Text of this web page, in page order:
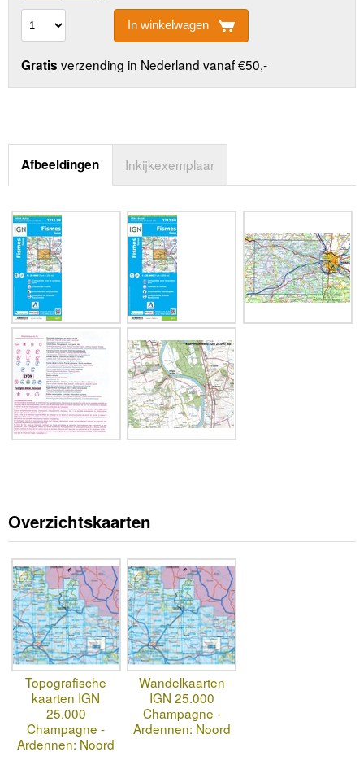
In winkelwagen
Gratis verzending in Nederland vanaf €50,-
Afbeeldingen Inkijkexemplaar
Overzichtskaarten
Topografische
kaarten IGN
25.000
Champagne -
Ardennen: Noord
Wandelkaarten
IGN 25.000
Champagne -
Ardennen: Noord